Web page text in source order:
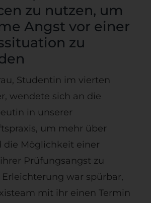
zu nutzen, um
Angst vor einer
zu
Studentin im vierten
wendete sich an die
in unserer
um mehr über
die Möglichkeit einer
Prüfungsangst zu
war spürbar,
mit ihr einen Termin